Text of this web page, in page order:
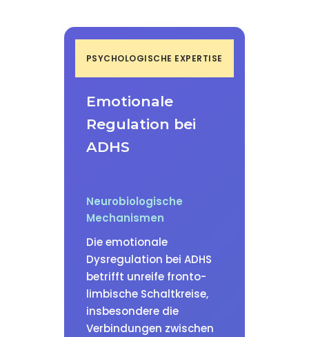
PSYCHOLOGISCHE EXPERTISE
Emotionale
Regulation bei
ADHS
Neurobiologische
Mechanismen
Die emotionale
Dysregulation bei ADHS
betrifft unreife fronto-
limbische Schaltkreise,
insbesondere die
Verbindungen zwischen